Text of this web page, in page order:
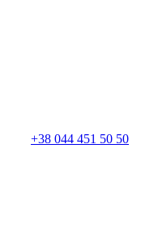
+38 044 451 50 50